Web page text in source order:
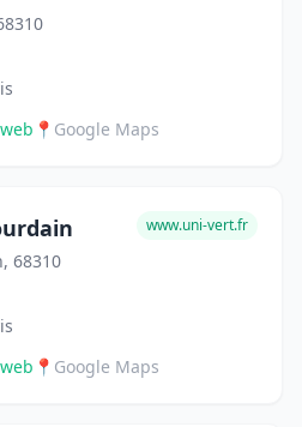
📍 Google Maps
68310
www.uni-vert.fr
📍 Google Maps